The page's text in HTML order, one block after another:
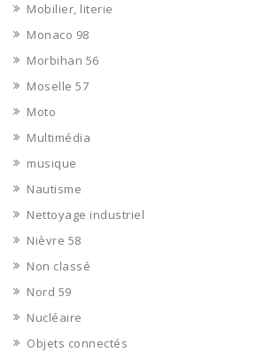
Mobilier, literie
Monaco 98
Morbihan 56
Moselle 57
Moto
Multimédia
musique
Nautisme
Nettoyage industriel
Nièvre 58
Non classé
Nord 59
Nucléaire
Objets connectés